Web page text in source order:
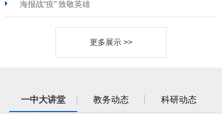
海报战“疫” 致敬英雄
更多展示 >>
一中大讲堂 教务动态 科研动态